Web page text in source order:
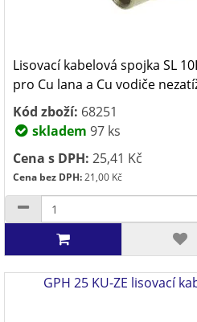
Lisovací kabelová spojka SL
pro Cu lana a Cu vodiče
Kód zboží: 68251
skladem 97 ks
Cena s DPH: 25,41 Kč
Cena bez DPH:21,00 Kč
GPH 25 KU-ZE lisovací